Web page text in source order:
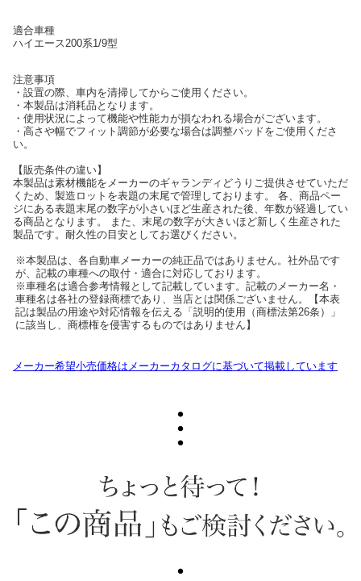
適合車種
ハイエース200系1/9型
注意事項
・設置の際、車内を清掃してからご使用ください。
・本製品は消耗品となります。
・使用状況によって機能や性能カが損なわれる場合がございます。
・高さや幅でフィット調節が必要な場合は調整パッドをご使用くださ
い。
【販売条件の違い】
本製品は素材機能をメーカーのギャランディどうりご提供させていただ
くため、製造ロットを表題の末尾で管理しております。 各、商品ペー
ジにある表題末尾の数字が小さいほど生産された後、年数が経過してい
る商品となります。 また、末尾の数字が大きいほど新しく生産された
製品です。耐久性の目安としてお選びください。
※本製品は、各自動車メーカーの純正品ではありません。社外品です
が、記載の車種への取付・適合に対応しております。
※車種名は適合参考情報として記載しています。記載のメーカー名・
車種名は各社の登録商標であり、当店とは関係ございません。【本表
記は製品の用途や対応情報を伝える「説明的使用（商標法第26条）」
に該当し、商標権を侵害するものではありません】
メーカー希望小売価格はメーカーカタログに基づいて掲載しています